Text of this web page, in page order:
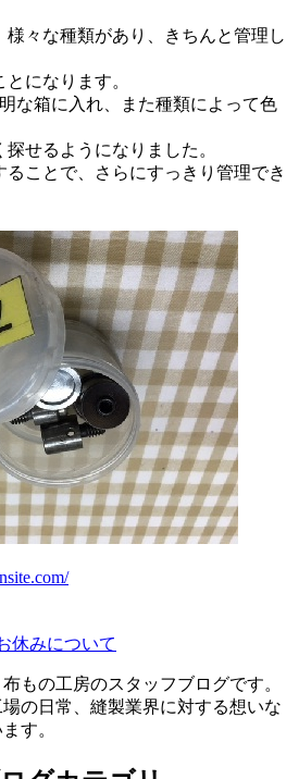
々な種類があり、きちんと管理し
になります。
な箱に入れ、また種類によって色
せるようになりました。
ことで、さらにすっきり管理でき
休みについて
もの工房のスタッフブログです。
の日常、縫製業界に対する想いな
す。